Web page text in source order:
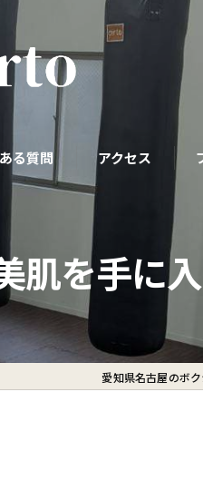
る質問 アクセス
肌を手に
愛知県名古屋のボ